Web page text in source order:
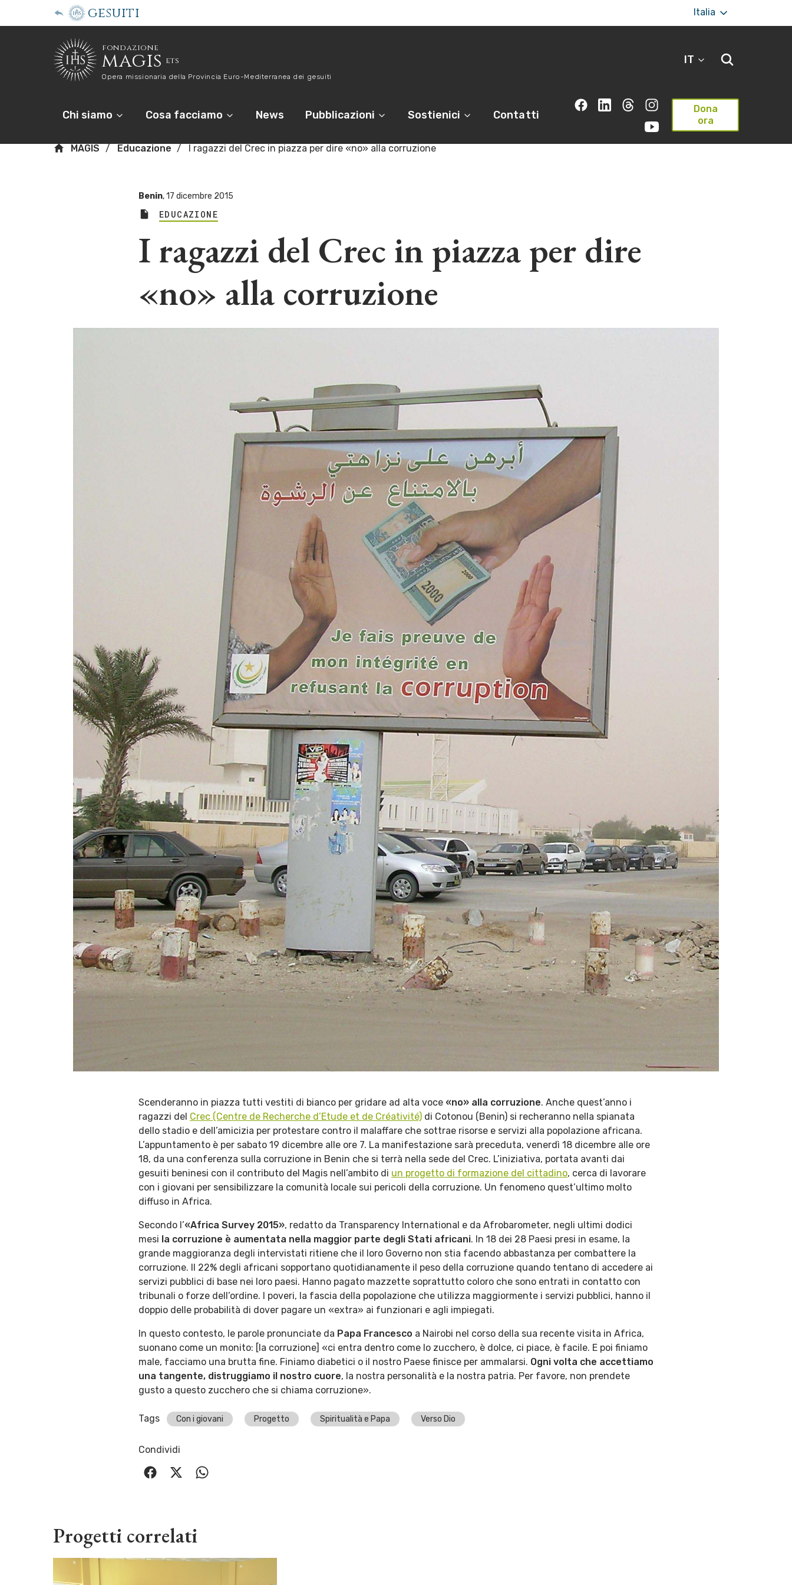
gesuiti Italia
fondazione
magis ets
Opera missionaria della Provincia Euro-Mediterranea dei gesuiti
IT
Chi siamo Cosa facciamo News Pubblicazioni Sostienici Contatti
Dona
ora
MAGIS Educazione I ragazzi del Crec in piazza per dire «no» alla corruzione
Benin,17 dicembre 2015
EDUCAZIONE
I ragazzi del Crec in piazza per dire
«no» alla corruzione
Scenderanno in piazza tutti vestiti di bianco per gridare ad alta voce «no» alla corruzione. Anche quest’anno i
ragazzi del Crec (Centre de Recherche d’Etude et de Créativité) di Cotonou (Benin) si recheranno nella spianata
dello stadio e dell’amicizia per protestare contro il malaffare che sottrae risorse e servizi alla popolazione africana.
L’appuntamento è per sabato 19 dicembre alle ore 7. La manifestazione sarà preceduta, venerdì 18 dicembre alle ore
18, da una conferenza sulla corruzione in Benin che si terrà nella sede del Crec. L’iniziativa, portata avanti dai
gesuiti beninesi con il contributo del Magis nell’ambito di un progetto di formazione del cittadino, cerca di lavorare
con i giovani per sensibilizzare la comunità locale sui pericoli della corruzione. Un fenomeno quest’ultimo molto
diffuso in Africa.
Secondo l’«Africa Survey 2015», redatto da Transparency International e da Afrobarometer, negli ultimi dodici
mesi la corruzione è aumentata nella maggior parte degli Stati africani. In 18 dei 28 Paesi presi in esame, la
grande maggioranza degli intervistati ritiene che il loro Governo non stia facendo abbastanza per combattere la
corruzione. Il 22% degli africani sopportano quotidianamente il peso della corruzione quando tentano di accedere ai
servizi pubblici di base nei loro paesi. Hanno pagato mazzette soprattutto coloro che sono entrati in contatto con
tribunali o forze dell’ordine. I poveri, la fascia della popolazione che utilizza maggiormente i servizi pubblici, hanno il
doppio delle probabilità di dover pagare un «extra» ai funzionari e agli impiegati.
In questo contesto, le parole pronunciate da Papa Francesco a Nairobi nel corso della sua recente visita in Africa,
suonano come un monito: [la corruzione] «ci entra dentro come lo zucchero, è dolce, ci piace, è facile. E poi finiamo
male, facciamo una brutta fine. Finiamo diabetici o il nostro Paese finisce per ammalarsi. Ogni volta che accettiamo
una tangente, distruggiamo il nostro cuore, la nostra personalità e la nostra patria. Per favore, non prendete
gusto a questo zucchero che si chiama corruzione».
Tags Con i giovani Progetto Spiritualità e Papa Verso Dio
Condividi
Progetti correlati